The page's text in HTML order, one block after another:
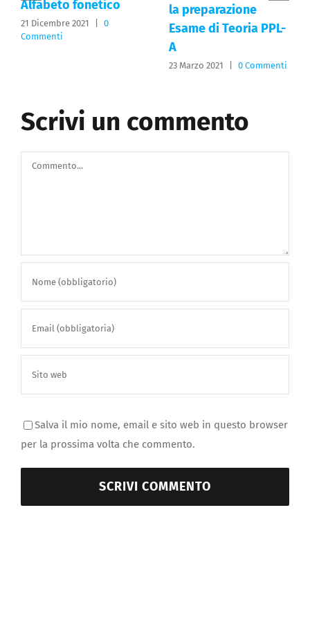
Alfabeto fonetico
21 Dicembre 2021
0
Commenti
la preparazione
Esame di Teoria PPL-
A
23 Marzo 2021 0 Commenti
Scrivi un commento
Commento
Salva il mio nome, email e sito web in questo browser
per la prossima volta che commento.